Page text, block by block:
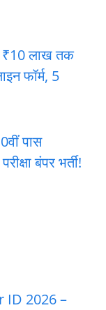
लाख तक
फॉर्म, 5
पास
बंपर भर्ती!
ID 2026 –